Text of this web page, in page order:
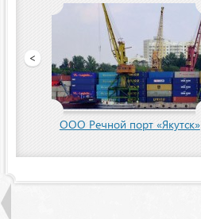
<
ООО Речной порт «Якутск»